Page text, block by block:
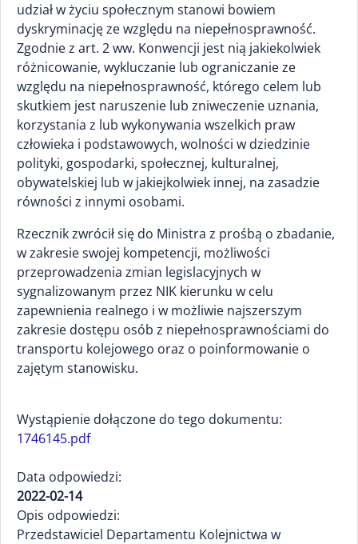
udział w życiu społecznym stanowi bowiem
dyskryminację ze względu na niepełnosprawność.
Zgodnie z art. 2 ww. Konwencji jest nią jakiekolwiek
różnicowanie, wykluczanie lub ograniczanie ze
względu na niepełnosprawność, którego celem lub
skutkiem jest naruszenie lub zniweczenie uznania,
korzystania z lub wykonywania wszelkich praw
człowieka i podstawowych, wolności w dziedzinie
polityki, gospodarki, społecznej, kulturalnej,
obywatelskiej lub w jakiejkolwiek innej, na zasadzie
równości z innymi osobami.
Rzecznik zwrócił się do Ministra z prośbą o zbadanie,
w zakresie swojej kompetencji, możliwości
przeprowadzenia zmian legislacyjnych w
sygnalizowanym przez NIK kierunku w celu
zapewnienia realnego i w możliwie najszerszym
zakresie dostępu osób z niepełnosprawnościami do
transportu kolejowego oraz o poinformowanie o
zajętym stanowisku.
Wystąpienie dołączone do tego dokumentu:
1746145.pdf
Data odpowiedzi:
2022-02-14
Opis odpowiedzi:
Przedstawiciel Departamentu Kolejnictwa w